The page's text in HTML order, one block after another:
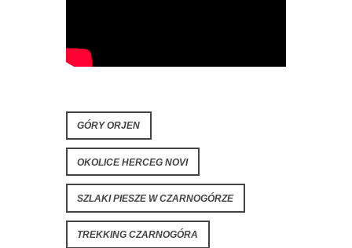
GÓRY ORJEN
OKOLICE HERCEG NOVI
SZLAKI PIESZE W CZARNOGÓRZE
TREKKING CZARNOGÓRA